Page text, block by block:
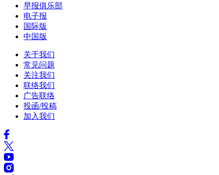
早报俱乐部
电子报
国际版
中国版
关于我们
常见问题
关注我们
联络我们
广告联络
投函/投稿
加入我们